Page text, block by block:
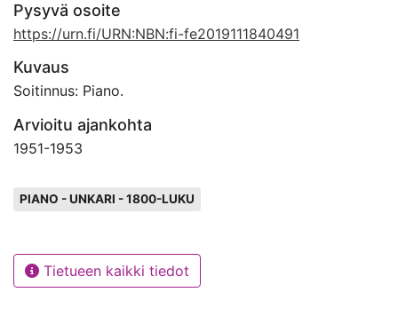
Pysyvä osoite
https://urn.fi/URN:NBN:fi-fe2019111840491
Kuvaus
Soitinnus: Piano.
Arvioitu ajankohta
1951-1953
PIANO - UNKARI - 1800-LUKU
Tietueen kaikki tiedot